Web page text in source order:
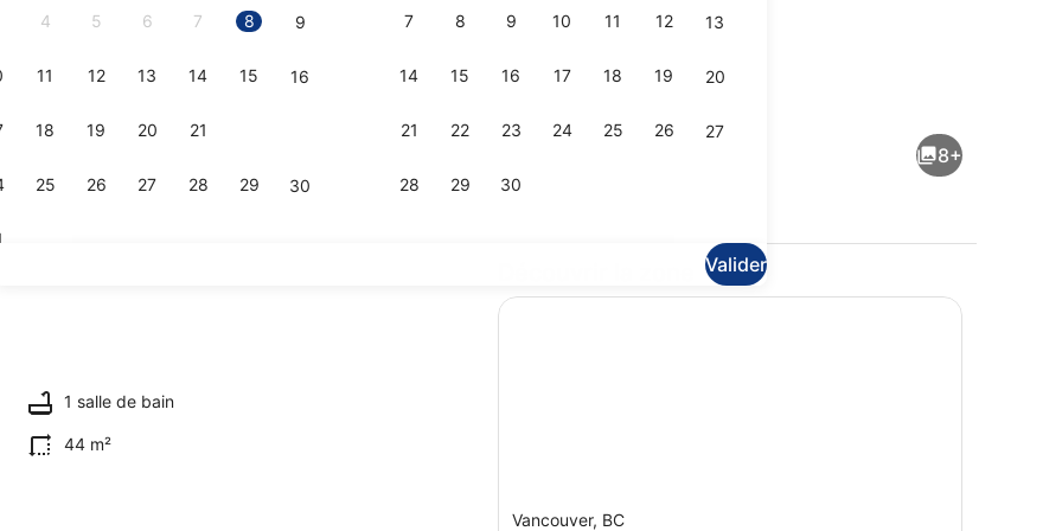
4 5 6 7 8 9
11 12 13 14 15 16
18 19 20 21
25 26 27 28 29 30
7 8 9 10 11 12 13
14 15 16 17 18 19 20
21 22 23 24 25 26 27
28 29 30
Valider
1 chambre, fer et planche à repasser, Wi-Fi gratuit, draps fournis
Cafetière/bouilloire, réfrigérateur,
8+
1 salle de bain
44 m²
Vancouver, BC